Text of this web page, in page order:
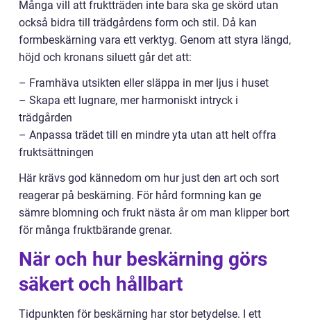
Många vill att fruktträden inte bara ska ge skörd utan
också bidra till trädgårdens form och stil. Då kan
formbeskärning vara ett verktyg. Genom att styra längd,
höjd och kronans siluett går det att:
– Framhäva utsikten eller släppa in mer ljus i huset
– Skapa ett lugnare, mer harmoniskt intryck i
trädgården
– Anpassa trädet till en mindre yta utan att helt offra
fruktsättningen
Här krävs god kännedom om hur just den art och sort
reagerar på beskärning. För hård formning kan ge
sämre blomning och frukt nästa år om man klipper bort
för många fruktbärande grenar.
När och hur beskärning görs
säkert och hållbart
Tidpunkten för beskärning har stor betydelse. I ett